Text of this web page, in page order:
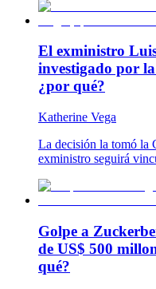
El exministro
investigado por
¿por qué?
Katherine Vega
La decisión la tomó la
exministro seguirá
Golpe a
de US$ 500
qué?